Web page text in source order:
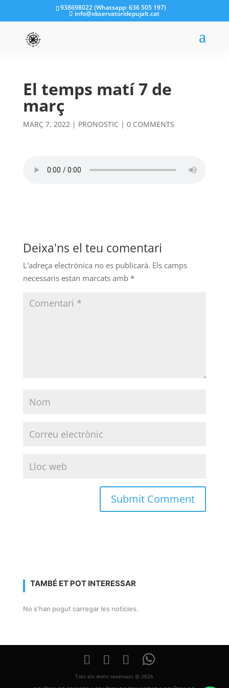
938698022 (Whatsapp: 636 505 197)
info@observatoridepujalt.cat
El temps matí 7 de
març
MARÇ 7, 2022| PRONOSTIC | 0 COMMENTS
Deixa'ns el teu comentari
L'adreça electrònica no es publicarà. Els camps
necessaris estan marcats amb *
TAMBÉ ET POT INTERESSAR
No s'han pogut carregar les notícies.
Tots els drets reservats @ 2026